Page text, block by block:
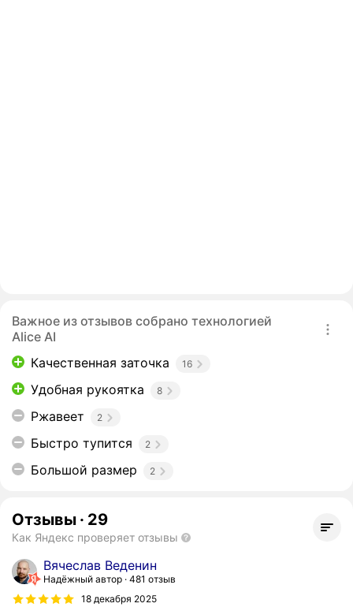
Важное из отзывов собрано технологией
Alice AI
Качественная заточка
16
Удобная рукоятка 8
Ржавеет 2
Быстро тупится 2
Большой размер 2
Отзывы · 29
Как Яндекс проверяет отзывы
Вячеслав Веденин
Надёжный автор 481 отзыв
18 декабря 2025